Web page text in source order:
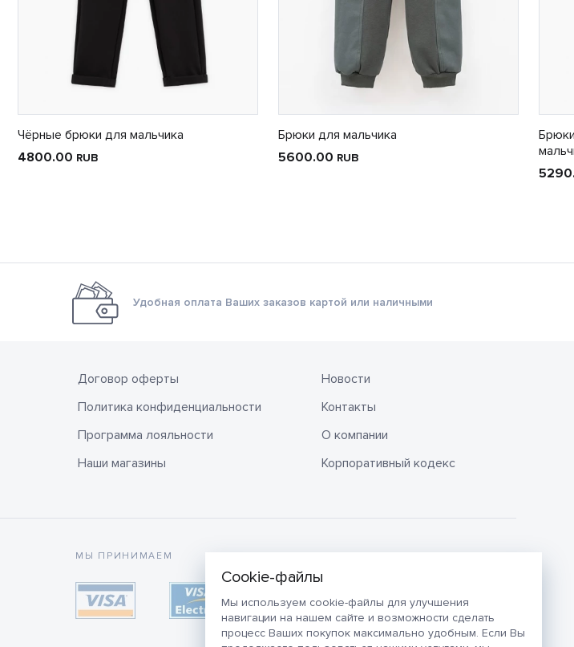
Мы используем cookie-файлы для улучшения
навигации на нашем сайте и возможности сделать
процесс Ваших покупок максимально удобным. Если Вы
Чёрные брюки для мальчика
4800.00 RUB
Брюки для мальчика
5600.00 RUB
Удобная оплата Ваших заказов картой или наличными
Договор оферты
Политика конфиденциальности
Программа лояльности
Наши магазины
Новости
Контакты
О компании
Корпоративный кодекс
МЫ ПРИНИМАЕМ